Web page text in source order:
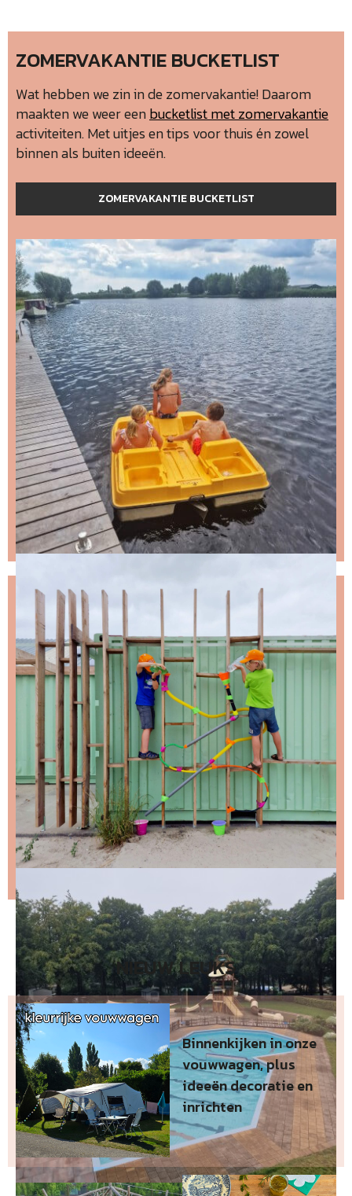
ZOMERVAKANTIE BUCKETLIST
Wat hebben we zin in de zomervakantie! Daarom
maakten we weer eenbucketlist met zomervakantie
activiteiten. Met uitjes en tips voor thuis én zowel
binnen als buiten ideeën.
ZOMERVAKANTIE BUCKETLIST
NIKS LEUKS MISSEN?
Schrijf je in voor de nieuwsbrief, dan stuur ik je
ongeveer twee keer per maand een leuke mail.
Stap 1 – vul je emailadres in en klik op de knop:
Stap 2 – open de email en bevestig je inschrijving
(niks ontvangen, bekijk dan je spam folder).
Wil je niet wachten op de volgende nieuwsbrief?
Lees
dan hier de nieuwste nieuwsbrief
NIEUW LEUKS
Binnenkijken in onze
vouwwagen, plus
ideeën decoratie en
inrichten